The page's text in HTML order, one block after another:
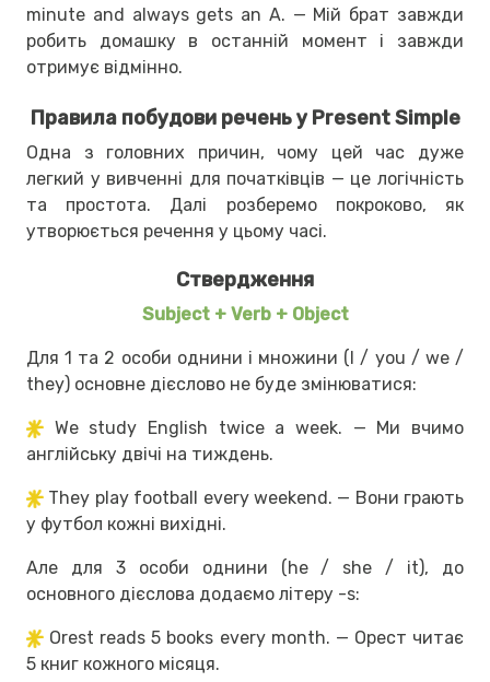
minute and always gets an A. — Мій брат завжди
робить домашку в останній момент і завжди
отримує відмінно.
Правила побудови речень у Present Simple
Одна з головних причин, чому цей час дуже
легкий у вивченні для початківців — це логічність
та простота. Далі розберемо покроково, як
утворюється речення у цьому часі.
Ствердження
Subject + Verb + Object
Для 1 та 2 особи однини і множини (I / you / we /
they) основне дієслово не буде змінюватися:
We study English twice a week. — Ми вчимо
англійську двічі на тиждень.
They play football every weekend. — Вони грають
у футбол кожні вихідні.
Але для 3 особи однини (he / she / it), до
основного дієслова додаємо літеру -s:
Orest reads 5 books every month. — Орест читає
5 книг кожного місяця.